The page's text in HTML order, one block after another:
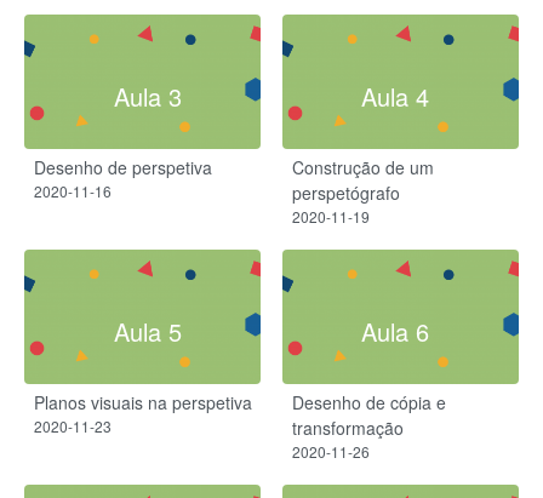
Aula 3
Desenho de perspetiva
2020-11-16
Aula 4
Construção de um
perspetógrafo
2020-11-19
Aula 5
Planos visuais na perspetiva
2020-11-23
Aula 6
Desenho de cópia e
transformação
2020-11-26